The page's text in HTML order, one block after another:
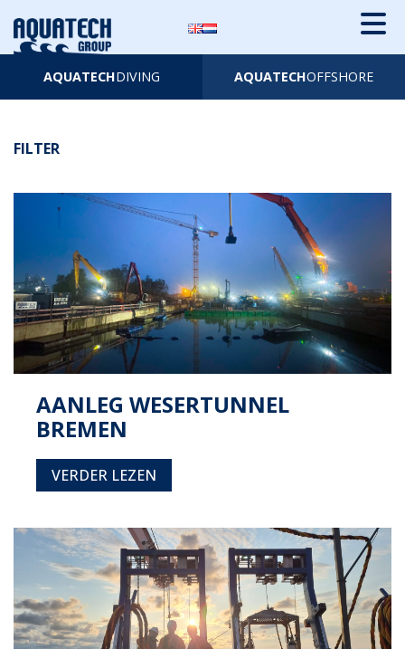
AQUATECHDIVING AQUATECHOFFSHORE
FILTER
AANLEG WESERTUNNEL
BREMEN
VERDER LEZEN